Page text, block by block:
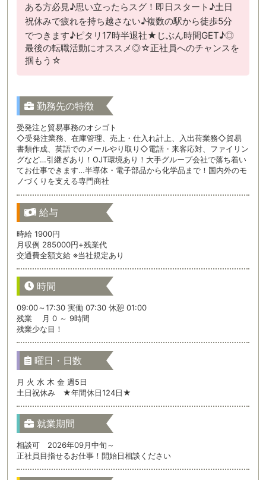
ある方必見♪思い立ったらスグ！即日スタート♪土日
祝休みで疲れを持ち越さない♪複数の駅から徒歩5分
でつきます♪ピタリ17時半退社★じぶん時間GET♪◎
最後の転職活動にオススメ◎☆正社員へのチャンスを
掴もう☆
勤務先の特徴
受発注と貿易事務のオシゴト
◇受発注業務、在庫管理、売上・仕入れ計上、入出荷業務◇貿易
書類作成、英語でのメールやり取り◇電話・来客応対、ファイリン
グなど…引継ぎあり！OJT環境あり！大手グループ会社で落ち着い
てお仕事できます…半導体・電子部品から化学品まで！国内外のモ
ノづくりを支える専門商社
給与
時給 1900円
月収例 285000円+残業代
交通費全額支給 ※当社規定あり
時間
09:00～17:30 実働 07:30 休憩 01:00
残業 月 0 ～ 9時間
残業少な目！
曜日・日数
月 火 水 木 金 週5日
土日祝休み ★年間休日124日★
就業期間
相談可 2026年09月中旬～
正社員目指せるお仕事！開始日相談ください